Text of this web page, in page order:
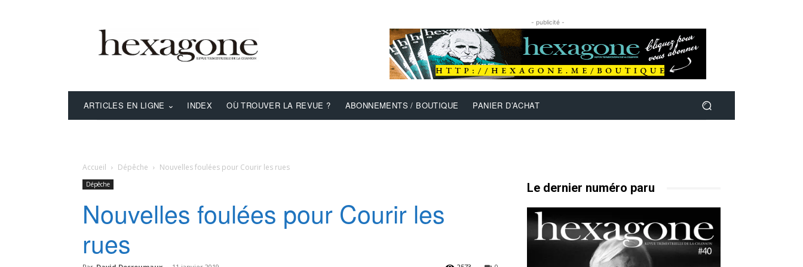
- publicité -
ARTICLES EN LIGNE INDEX OÙ TROUVER LA REVUE ? ABONNEMENTS / BOUTIQUE PANIER D’ACHAT
Accueil Dépêche Nouvelles foulées pour Courir les rues
Dépêche
Nouvelles foulées pour Courir les
rues
Le dernier numéro paru